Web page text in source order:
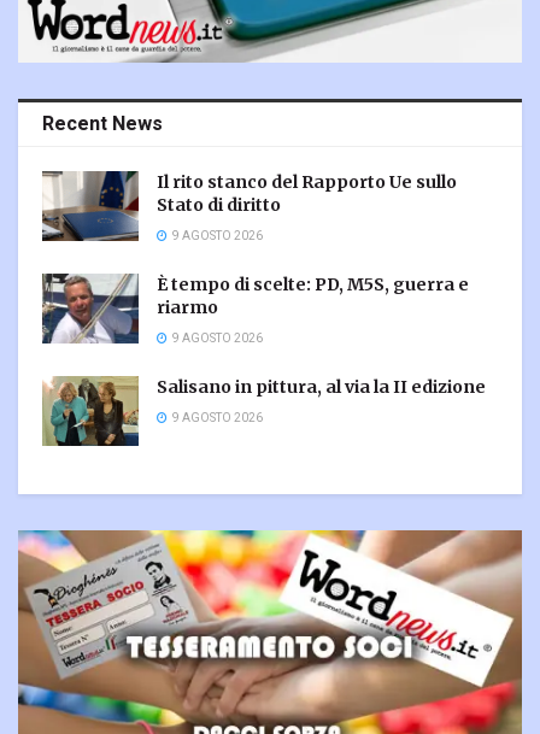
Recent News
Il rito stanco del Rapporto Ue sullo
Stato di diritto
9 AGOSTO 2026
È tempo di scelte: PD, M5S, guerra e
riarmo
9 AGOSTO 2026
Salisano in pittura, al via la II edizione
9 AGOSTO 2026